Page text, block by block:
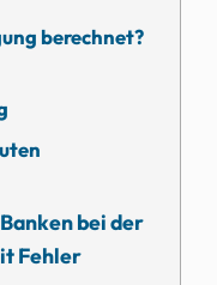
berechnet?
bei der
Fehler